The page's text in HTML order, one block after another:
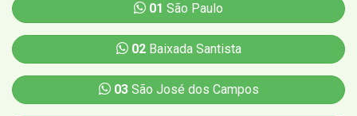
01 São Paulo
02Baixada Santista
03São José dos Campos